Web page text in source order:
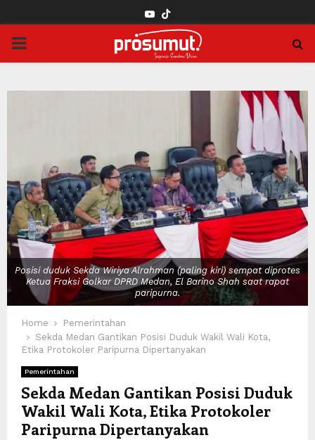
YOUTUBE
PRIMARY
Posisi duduk Sekda Wiriya Alrahman (paling kiri) sempat diprotes
Ketua Fraksi Golkar DPRD Medan, El Barino Shah saat rapat
paripurna.
Home
Pemerintahan
Sekda Medan Gantikan Posisi Duduk Wakil Wali Kota,
Etika Protokoler Paripurna Dipertanyakan
Pemerintahan
Sekda Medan Gantikan Posisi Duduk
Wakil Wali Kota, Etika Protokoler
Paripurna Dipertanyakan